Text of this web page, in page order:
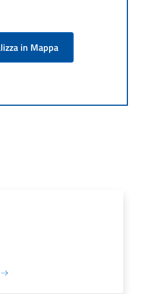
in Mappa